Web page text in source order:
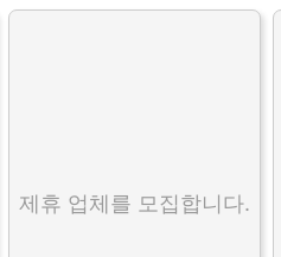
제휴 업체를 모집합니다.